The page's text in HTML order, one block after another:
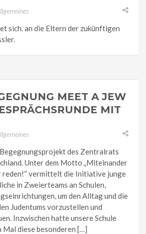
sich. an die Eltern der zukünftigen
MEET A JEW
MIT
des Zentralrats
Unter dem Motto „Miteinander
vermittelt die Initiative junge
in Zweierteams an Schulen,
um den Alltag und die
Judentums vorzustellen und
Inzwischen hatte unsere Schule
diese besonderen […]